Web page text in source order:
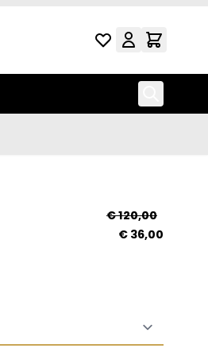
€ 120,00
€ 36,00